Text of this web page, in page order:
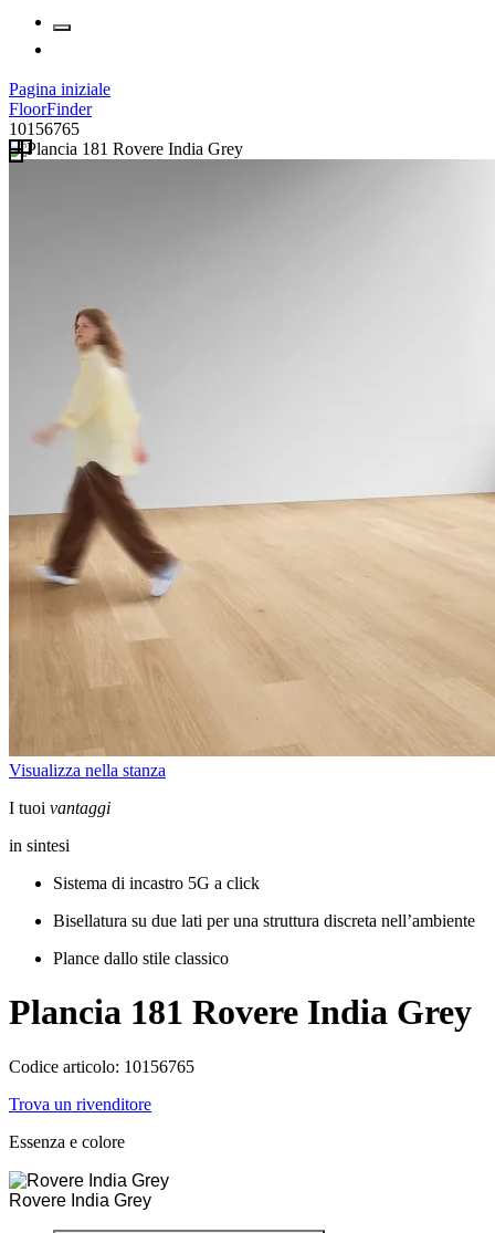
Pagina iniziale
FloorFinder
10156765
Visualizza nella stanza
I tuoi vantaggi
in sintesi
Sistema di incastro 5G a click
Bisellatura su due lati per una struttura discreta nell’ambiente
Plance dallo stile classico
Plancia 181 Rovere India Grey
Codice articolo: 10156765
Trova un rivenditore
Essenza e colore
Rovere India Grey